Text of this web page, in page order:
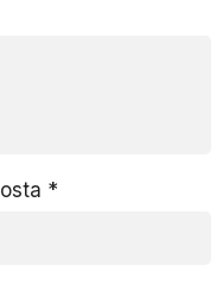
*